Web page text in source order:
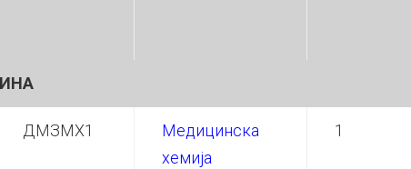
ДМЗМХ1
Медицинска
хемија
1